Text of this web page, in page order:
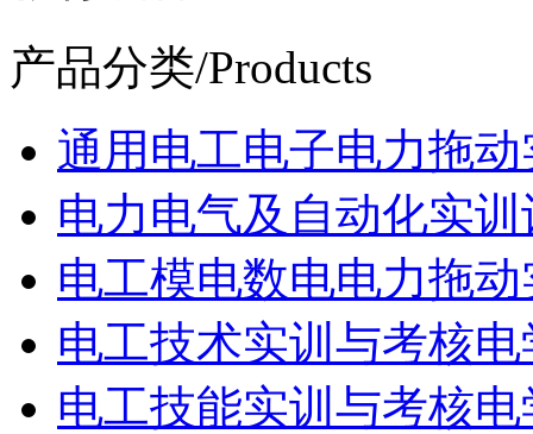
产品分类/Products
通用电工电子电力拖
电力电气及自动化实训
电工模电数电电力拖
电工技术实训与考核
电工技能实训与考核